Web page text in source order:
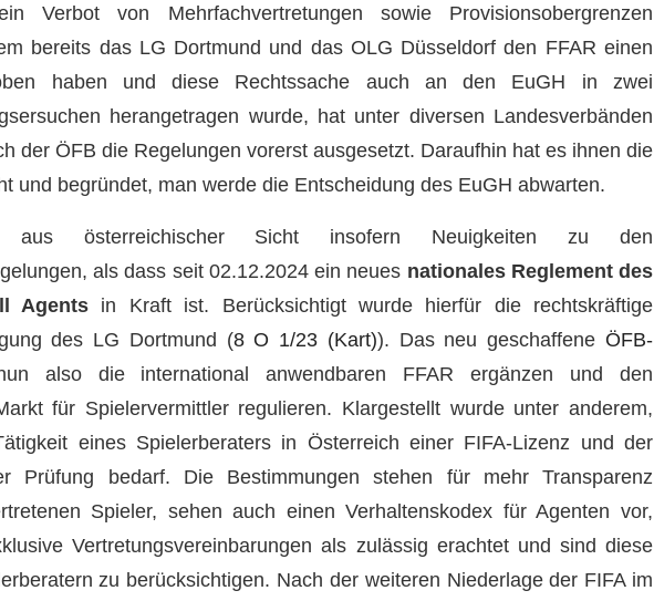
Verbot von Mehrfachvertretungen sowie Provisionsobergrenzen
bereits das LG Dortmund und das OLG Düsseldorf den FFAR einen
haben und diese Rechtssache auch an den EuGH in zwei
herangetragen wurde, hat unter diversen Landesverbänden
der ÖFB die Regelungen vorerst ausgesetzt. Daraufhin hat es ihnen die
und begründet, man werde die Entscheidung des EuGH abwarten.
österreichischer Sicht insofern Neuigkeiten zu den
als dass seit 02.12.2024 ein neues nationales Reglement des
Agents in Kraft ist. Berücksichtigt wurde hierfür die rechtskräftige
des LG Dortmund (8 O 1/23 (Kart)). Das neu geschaffene ÖFB-
also die international anwendbaren FFAR ergänzen und den
für Spielervermittler regulieren. Klargestellt wurde unter anderem,
eines Spielerberaters in Österreich einer FIFA-Lizenz und der
Prüfung bedarf. Die Bestimmungen stehen für mehr Transparenz
Spieler, sehen auch einen Verhaltenskodex für Agenten vor,
Vertretungsvereinbarungen als zulässig erachtet und sind diese
zu berücksichtigen. Nach der weiteren Niederlage der FIFA im